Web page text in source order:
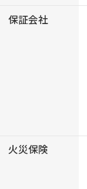
保証会社
火災保険